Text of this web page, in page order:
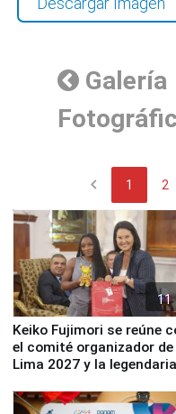
Galería
chevron_left 1 2
11
Keiko Fujimori se reúne
el comité organizador de
Lima 2027 y la legendaria